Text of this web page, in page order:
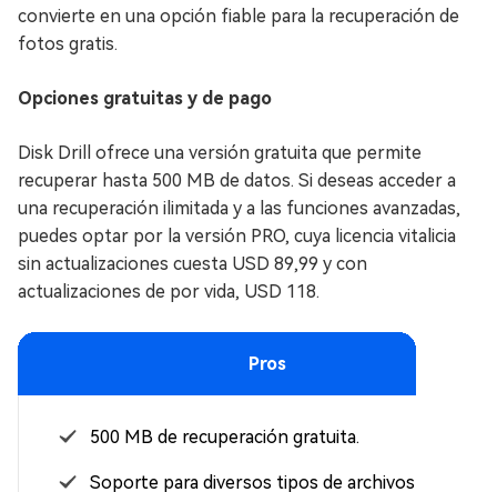
convierte en una opción fiable para la recuperación de
fotos gratis.
Opciones gratuitas y de pago
Disk Drill ofrece una versión gratuita que permite
recuperar hasta 500 MB de datos. Si deseas acceder a
una recuperación ilimitada y a las funciones avanzadas,
puedes optar por la versión PRO, cuya licencia vitalicia
sin actualizaciones cuesta USD 89,99 y con
actualizaciones de por vida, USD 118.
Pros
500 MB de recuperación gratuita.
Soporte para diversos tipos de archivos y